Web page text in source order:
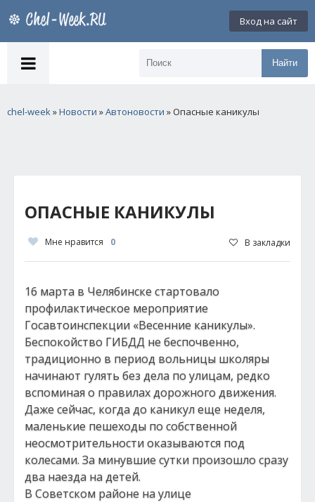
Вход на сайт
Найти
chel-week»Новости »Автоновости » Опасные каникулы
ОПАСНЫЕ КАНИКУЛЫ
Мне нравится 0 В закладки
16 марта в Челябинске стартовало
профилактическое мероприятие
Госавтоинспекции «Весенние каникулы».
Беспокойство ГИБДД не беспочвенно,
традиционно в период вольницы школяры
начинают гулять без дела по улицам, редко
вспоминая о правилах дорожного движения.
Даже сейчас, когда до каникул еще неделя,
маленькие пешеходы по собственной
неосмотрительности оказываются под
колесами. За минувшие сутки произошло сразу
два наезда на детей.
В Советском районе на улице